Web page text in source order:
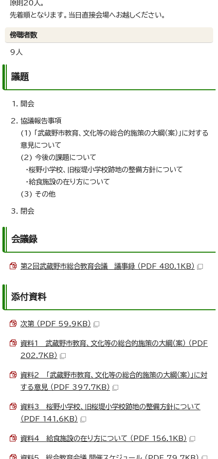
原則20人。
先着順となります。当日直接会場へお越しください。
傍聴者数
9人
議題
開会
協議報告事項
(1) 「武蔵野市教育、文化等の総合的施策の大綱（案）」に対する
意見について
(2) 今後の課題について
・桜野小学校、旧桜堤小学校跡地の整備方針について
・給食施設の在り方について
(3) その他
閉会
会議録
第2回武蔵野市総合教育会議 議事録 （PDF 480.1KB）
添付資料
次第 （PDF 59.9KB）
資料1 武蔵野市教育、文化等の総合的施策の大綱（案） （PDF
202.7KB）
資料2 「武蔵野市教育、文化等の総合的施策の大綱（案）」に対
する意見 （PDF 397.7KB）
資料3 桜野小学校、旧桜堤小学校跡地の整備方針について
（PDF 141.6KB）
資料4 給食施設の在り方について （PDF 156.1KB）